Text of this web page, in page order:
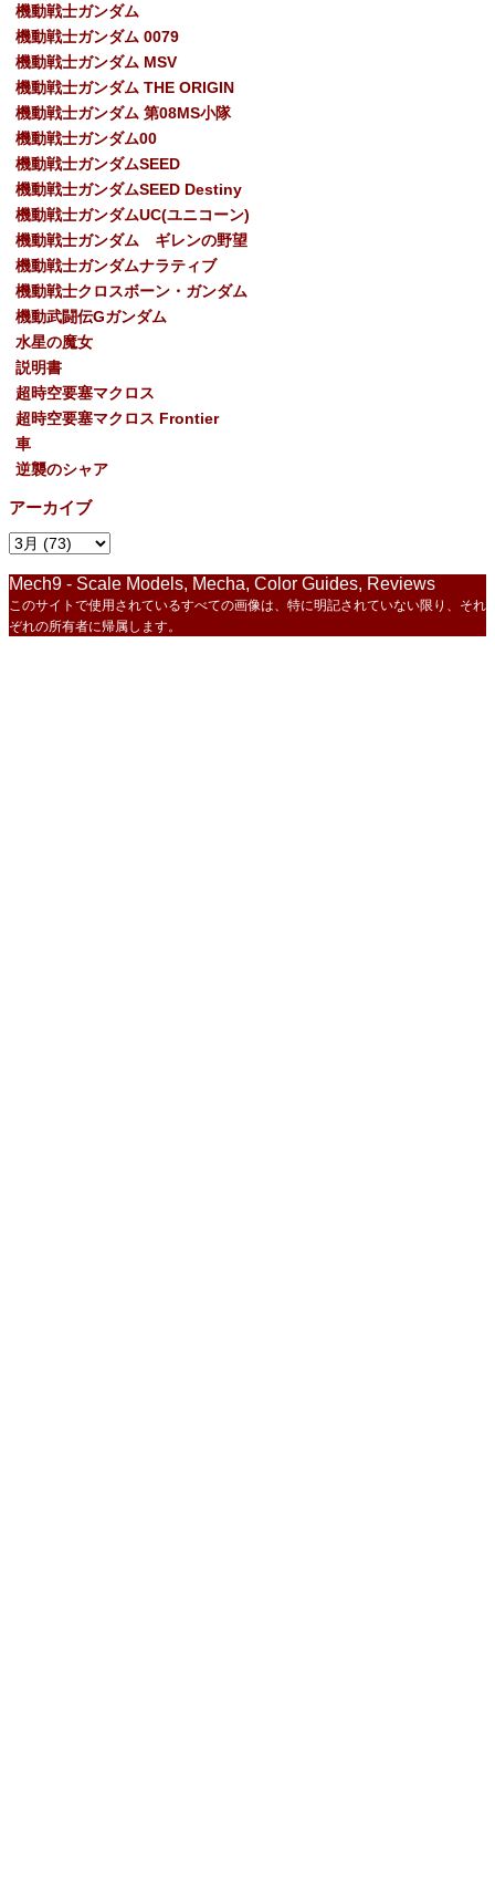
機動戦士ガンダム
機動戦士ガンダム 0079
機動戦士ガンダム MSV
機動戦士ガンダム THE ORIGIN
機動戦士ガンダム 第08MS小隊
機動戦士ガンダム00
機動戦士ガンダムSEED
機動戦士ガンダムSEED Destiny
機動戦士ガンダムUC(ユニコーン)
機動戦士ガンダム ギレンの野望
機動戦士ガンダムナラティブ
機動戦士クロスボーン・ガンダム
機動武闘伝Gガンダム
水星の魔女
説明書
超時空要塞マクロス
超時空要塞マクロス Frontier
車
逆襲のシャア
アーカイブ
Mech9 - Scale Models, Mecha, Color Guides, Reviews
このサイトで使用されているすべての画像は、特に明記されていない限り、それ
ぞれの所有者に帰属します。